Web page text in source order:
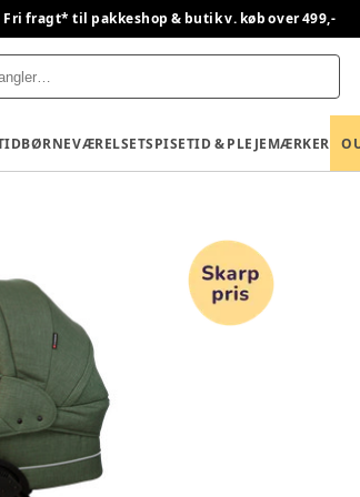
Fri fragt* til pakkeshop & butik v. køb over 499,-
BØRNEVÆRELSETSPISETID & PLEJEMÆRKER